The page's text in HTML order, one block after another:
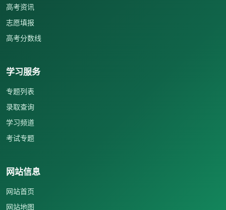
高考资讯
志愿填报
高考分数线
学习服务
专题列表
录取查询
学习频道
考试专题
网站信息
网站首页
网站地图